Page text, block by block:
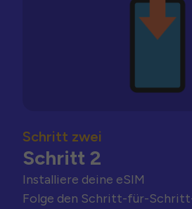
Schritt zwei
Schritt 2
Installiere deine eSIM
Folge den Schritt-für-